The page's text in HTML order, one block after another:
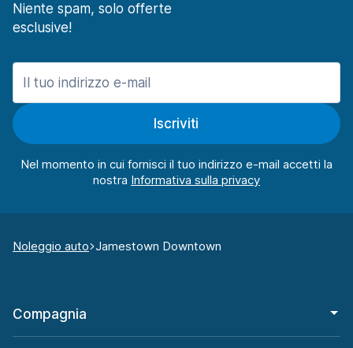
Niente spam, solo offerte
esclusive!
Iscriviti
Nel momento in cui fornisci il tuo indirizzo e-mail accetti la
nostra
Noleggio auto Jamestown Downtown
Compagnia